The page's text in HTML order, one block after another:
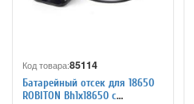
Код товара:85114
Батарейный отсек для 18650
ROBITON Bh1x18650 с